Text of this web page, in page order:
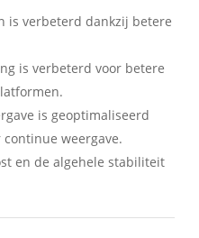
is verbeterd dankzij betere
is verbeterd voor betere
is geoptimaliseerd
weergave.
en de algehele stabiliteit